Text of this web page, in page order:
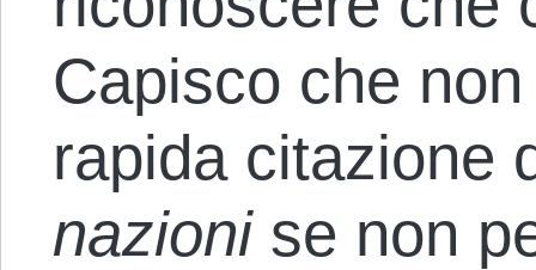
Capisco che
rapida citazione
nazionise non